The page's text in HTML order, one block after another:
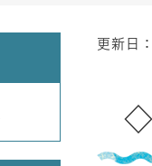
本
更新日
◇